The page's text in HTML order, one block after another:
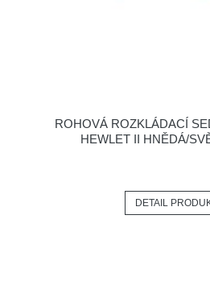
ROHOVÁ ROZKLÁDACÍ
HEWLET II HNĚDÁ/
DETAIL